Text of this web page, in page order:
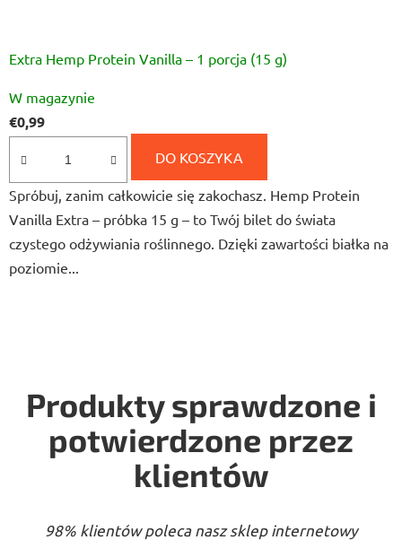
Extra Hemp Protein Vanilla – 1 porcja (15 g)
ocena
produktu
wynosi
5,0
na
5
gwiazdek.
W magazynie
€0,99
DO KOSZYKA
Spróbuj, zanim całkowicie się zakochasz. Hemp Protein
Vanilla Extra – próbka 15 g – to Twój bilet do świata
czystego odżywiania roślinnego. Dzięki zawartości białka na
poziomie...
Produkty sprawdzone i
potwierdzone przez
klientów
98% klientów poleca nasz sklep internetowy